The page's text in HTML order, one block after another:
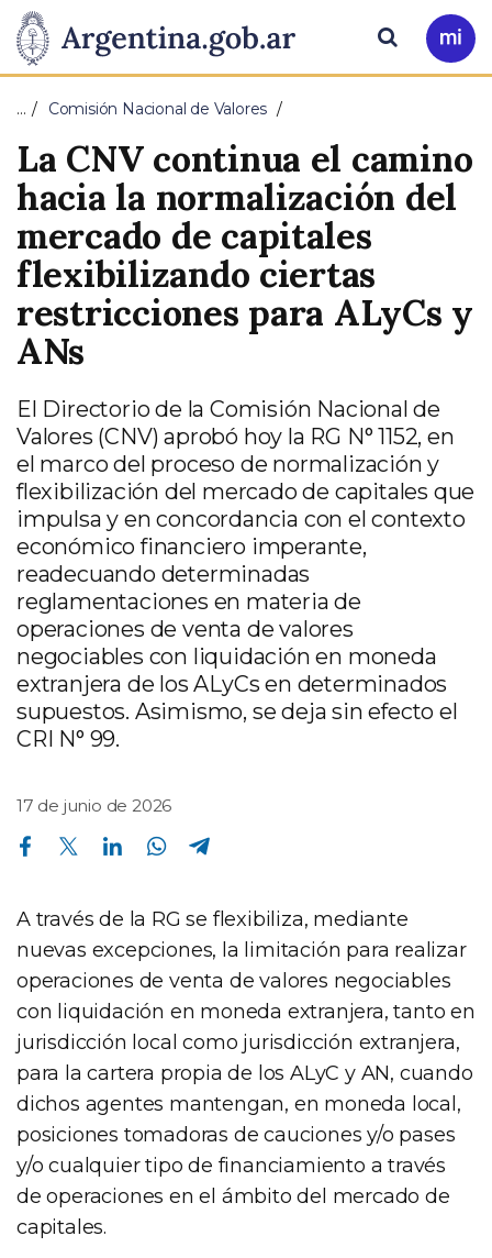
Presidencia
de
la
Nación
Pasar al contenido principal
Ir
a
Buscar
… Comisión Nacional de Valores
La CNV continua el camino
hacia la normalización del
mercado de capitales
flexibilizando ciertas
restricciones para ALyCs y
ANs
El Directorio de la Comisión Nacional de
Valores (CNV) aprobó hoy la RG N° 1152, en
el marco del proceso de normalización y
flexibilización del mercado de capitales que
impulsa y en concordancia con el contexto
económico financiero imperante,
readecuando determinadas
reglamentaciones en materia de
operaciones de venta de valores
negociables con liquidación en moneda
extranjera de los ALyCs en determinados
supuestos. Asimismo, se deja sin efecto el
CRI N° 99.
17 de junio de 2026
Compartir en Facebook Compartir en Twitter Compartir en Linkedin Compartir en Whatsapp
A través de la RG se flexibiliza, mediante
nuevas excepciones, la limitación para realizar
operaciones de venta de valores negociables
con liquidación en moneda extranjera, tanto en
jurisdicción local como jurisdicción extranjera,
para la cartera propia de los ALyC y AN, cuando
dichos agentes mantengan, en moneda local,
posiciones tomadoras de cauciones y/o pases
y/o cualquier tipo de financiamiento a través
de operaciones en el ámbito del mercado de
capitales.